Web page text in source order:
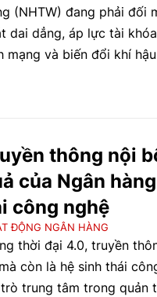
(NHTW) đang phải đối
dai dẳng, áp lực tài
mạng và biến đổi khí
biên giới.thông nội
của Ngân
công nghệ
ĐỘNG NGÂN HÀNG
thời đại 4.0, truyền
còn là hệ sinh thái
trung tâm trong quản